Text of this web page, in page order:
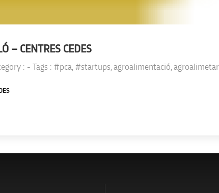
– CENTRES CEDES
: - Tags : #pca #startups agroalimentació